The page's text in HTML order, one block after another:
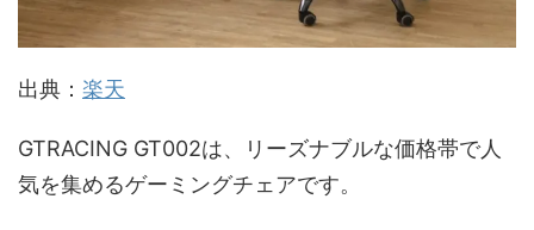
出典： 楽天
GTRACING GT002は、リーズナブルな価格帯で人
気を集めるゲーミングチェアです。